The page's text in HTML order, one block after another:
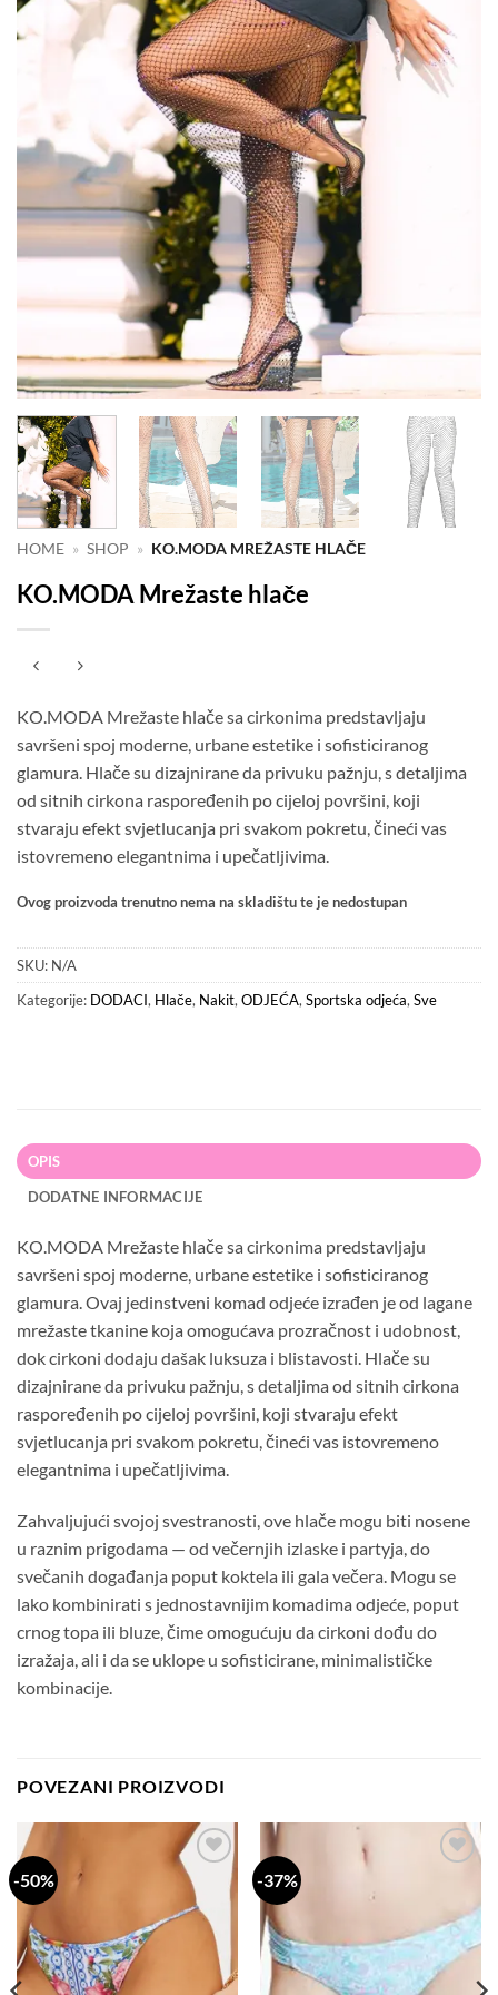
HOME » SHOP » KO.MODA MREŽASTE HLAČE
KO.MODA Mrežaste hlače
KO.MODA Mrežaste hlače sa cirkonima predstavljaju
savršeni spoj moderne, urbane estetike i sofisticiranog
glamura. Hlače su dizajnirane da privuku pažnju, s detaljima
od sitnih cirkona raspoređenih po cijeloj površini, koji
stvaraju efekt svjetlucanja pri svakom pokretu, čineći vas
istovremeno elegantnima i upečatljivima.
Ovog proizvoda trenutno nema na skladištu te je nedostupan
SKU: N/A
Kategorije: DODACI, Hlače, Nakit,ODJEĆA,Sportska odjeća,Sve
OPIS
DODATNE INFORMACIJE
KO.MODA Mrežaste hlače sa cirkonima predstavljaju
savršeni spoj moderne, urbane estetike i sofisticiranog
glamura. Ovaj jedinstveni komad odjeće izrađen je od lagane
mrežaste tkanine koja omogućava prozračnost i udobnost,
dok cirkoni dodaju dašak luksuza i blistavosti. Hlače su
dizajnirane da privuku pažnju, s detaljima od sitnih cirkona
raspoređenih po cijeloj površini, koji stvaraju efekt
svjetlucanja pri svakom pokretu, čineći vas istovremeno
elegantnima i upečatljivima.
Zahvaljujući svojoj svestranosti, ove hlače mogu biti nosene
u raznim prigodama — od večernjih izlaske i partyja, do
svečanih događanja poput koktela ili gala večera. Mogu se
lako kombinirati s jednostavnijim komadima odjeće, poput
crnog topa ili bluze, čime omogućuju da cirkoni dođu do
izražaja, ali i da se uklope u sofisticirane, minimalističke
kombinacije.
POVEZANI PROIZVODI
-50%
Dodaj
listu
želja
-37%
želja